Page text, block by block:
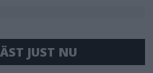
JUST NU